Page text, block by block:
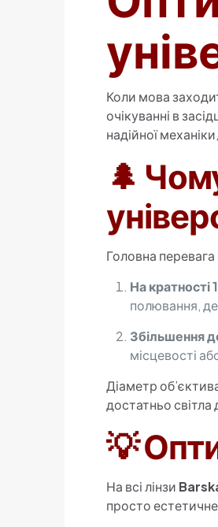
Коли мова
очікуванні в
надійної
🌲
Головна перевага
На кратності
полювання,
Збільшення
місцевості
Діаметр
достатньо світла
💡
На всі лінзи
просто